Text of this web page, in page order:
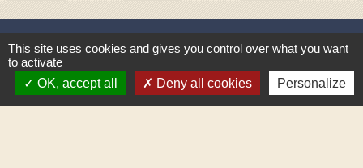
Horaires
Commune de Gilley
1 place Général de Gaulle
This site uses cookies and gives you control over what you want
to activate
OK, accept all
Deny all cookies Personalize